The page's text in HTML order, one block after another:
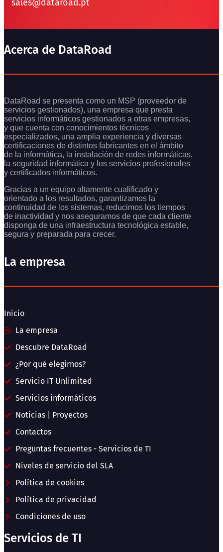
sales@dataroad.pt
Acerca de DataRoad
DataRoad se presenta como un MSP (proveedor de
servicios gestionados), una empresa que presta
servicios informáticos gestionados a otras empresas,
y que cuenta con conocimientos técnicos
especializados, una amplia experiencia y diversas
certificaciones de distintos fabricantes en el ámbito
de la informática, la instalación de redes informáticas,
la seguridad informática y los servicios profesionales
y certificados informáticos.
Gracias a un equipo altamente cualificado y
orientado a los resultados, garantizamos la
continuidad de los sistemas, reducimos los tiempos
de inactividad y nos aseguramos de que cada cliente
disponga de una infraestructura tecnológica estable,
segura y preparada para crecer.
La empresa
Inicio
La empresa
Descubre DataRoad
¿Por qué elegirnos?
Servicio IT Unlimited
Servicios informáticos
Noticias | Proyectos
Contactos
Preguntas frecuentes - Servicios de TI
Niveles de servicio del SLA
Política de cookies
Política de privacidad
Condiciones de uso
Servicios de TI